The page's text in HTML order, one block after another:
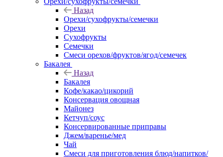
Назад
Орехи/сухофрукты/семечки
Орехи
Сухофрукты
Семечки
Смеси орехов/фруктов/ягод/семечек
Бакалея
Назад
Бакалея
Кофе/какао/цикорий
Консервация овощная
Майонез
Кетчуп/соус
Консервированные приправы
Джем/варенье/мед
Чай
Смеси для приготовления блюд/напитков/